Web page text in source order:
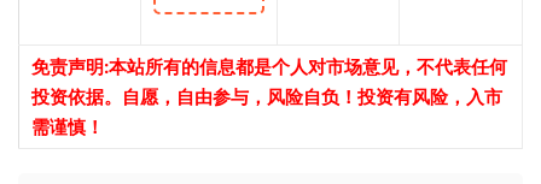
免责声明:本站所有的信息都是个人对市场意见，不代表任何
投资依据。自愿，自由参与，风险自负！投资有风险，入市
需谨慎！